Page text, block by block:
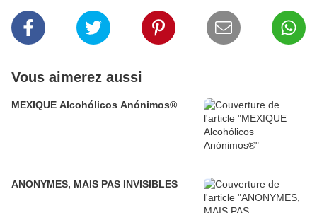
Vous aimerez aussi
MEXIQUE Alcohólicos Anónimos®
ANONYMES, MAIS PAS INVISIBLES